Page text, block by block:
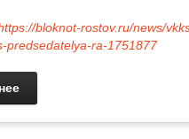
bloknot-rostov.ru/news/
predsedatelya-ra-1751877